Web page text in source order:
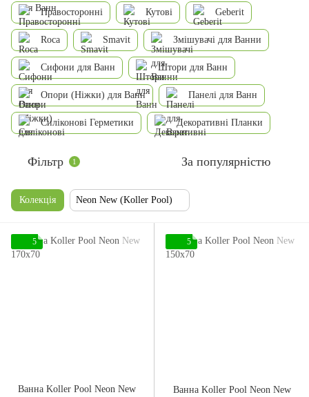
Правосторонні Кутові Geberit
Roca Smavit Змішувачі для Ванни
Сифони для Ванн Штори для Ванн
Опори (Ніжки) для Ванн Панелі для Ванн
Силіконові Герметики Декоративні Планки
Фільтр 1 За популярністю
Колекція Neon New (Koller Pool)
5
Ванна Koller Pool Neon New
5
Ванна Koller Pool Neon New